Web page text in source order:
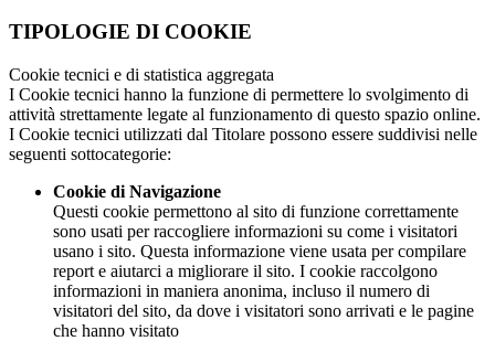
TIPOLOGIE DI COOKIE
Cookie tecnici e di statistica aggregata
I Cookie tecnici hanno la funzione di permettere lo svolgimento di
attività strettamente legate al funzionamento di questo spazio online.
I Cookie tecnici utilizzati dal Titolare possono essere suddivisi nelle
seguenti sottocategorie:
Cookie di Navigazione
Questi cookie permettono al sito di funzione correttamente
sono usati per raccogliere informazioni su come i visitatori
usano i sito. Questa informazione viene usata per compilare
report e aiutarci a migliorare il sito. I cookie raccolgono
informazioni in maniera anonima, incluso il numero di
visitatori del sito, da dove i visitatori sono arrivati e le pagine
che hanno visitato